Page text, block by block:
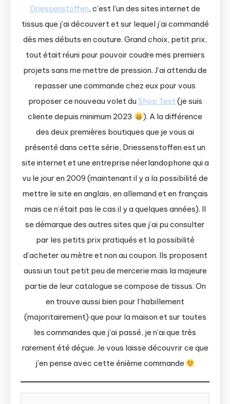
Driessenstoffen, c’est l’un des sites internet de
tissus que j’ai découvert et sur lequel j’ai commandé
dès mes débuts en couture. Grand choix, petit prix,
tout était réuni pour pouvoir coudre mes premiers
projets sans me mettre de pression. J’ai attendu de
repasser une commande chez eux pour vous
proposer ce nouveau volet duShop Test (je suis
cliente depuis minimum 2023
). A la différence
des deux premières boutiques que je vous ai
présenté dans cette série, Driessenstoffen est un
site internet et une entreprise néerlandophone qui a
vu le jour en 2009 (maintenant il y a la possibilité de
mettre le site en anglais, en allemand et en français
mais ce n’était pas le cas il y a quelques années). Il
se démarque des autres sites que j’ai pu consulter
par les petits prix pratiqués et la possibilité
d’acheter au mètre et non au coupon. Ils proposent
aussi un tout petit peu de mercerie mais la majeure
partie de leur catalogue se compose de tissus. On
en trouve aussi bien pour l’habillement
(majoritairement) que pour la maison et sur toutes
les commandes que j’ai passé, je n’ai que très
rarement été déçue. Je vous laisse découvrir ce que
j’en pense avec cette énième commande